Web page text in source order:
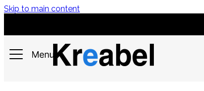
Skip to main content